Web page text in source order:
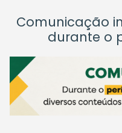
Comunicação
durante o